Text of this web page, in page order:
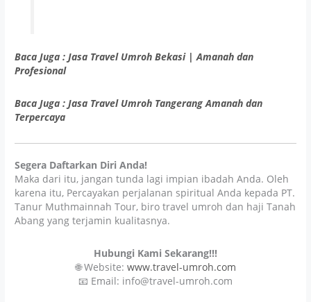
Baca Juga : Jasa Travel Umroh Bekasi | Amanah dan
Profesional
Baca Juga : Jasa Travel Umroh Tangerang Amanah dan
Terpercaya
Segera Daftarkan Diri Anda!
Maka dari itu, jangan tunda lagi impian ibadah Anda. Oleh
karena itu, Percayakan perjalanan spiritual Anda kepada PT.
Tanur Muthmainnah Tour, biro travel umroh dan haji Tanah
Abang yang terjamin kualitasnya.
Hubungi Kami Sekarang!!!
🌐 Website: www.travel-umroh.com
📧 Email: info@travel-umroh.com